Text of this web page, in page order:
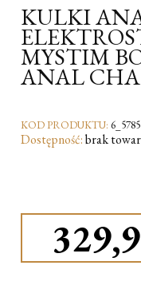
KULKI
MYSTIM
ANAL
KOD PRODUKTU: 6_5785
Dostępność:brak